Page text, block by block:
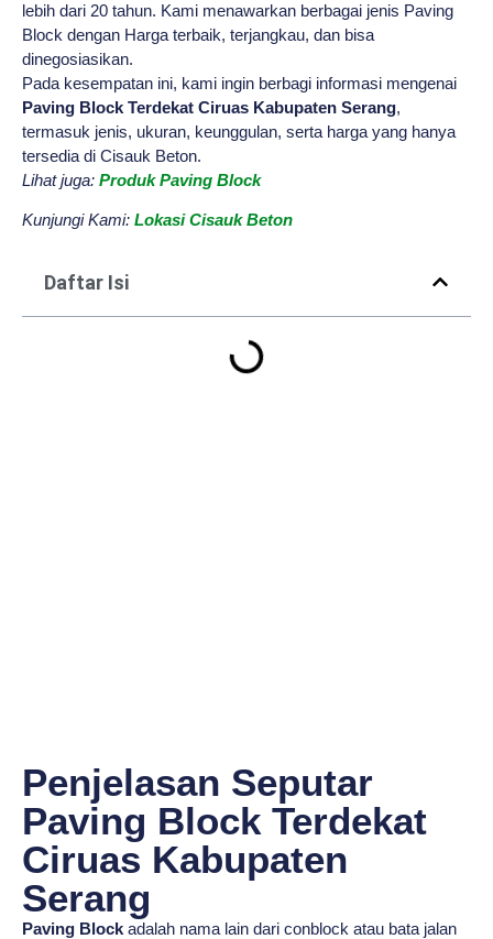
lebih dari 20 tahun. Kami menawarkan berbagai jenis Paving
Block dengan Harga terbaik, terjangkau, dan bisa
dinegosiasikan.
Pada kesempatan ini, kami ingin berbagi informasi mengenai
Paving Block Terdekat Ciruas Kabupaten Serang,
termasuk jenis, ukuran, keunggulan, serta harga yang hanya
tersedia di Cisauk Beton.
Lihat juga: Produk Paving Block
Kunjungi Kami: Lokasi Cisauk Beton
Daftar Isi
Penjelasan Seputar
Paving Block Terdekat
Ciruas Kabupaten
Serang
Paving Block adalah nama lain dari conblock atau bata jalan